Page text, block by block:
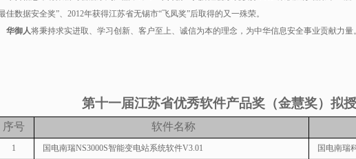
佳数据安全奖”、2012年获得江苏省无锡市“飞凤奖”后取得的又一殊荣。
华御人将秉持求实进取、学习创新、客户至上、诚信为本的理念，为中华信息安全事业贡献力量。
第十一届江苏省优秀软件产品奖（金慧奖）拟
序号 软件名称
1 国电南瑞NS3000S智能变电站系统软件V3.01 国电南瑞